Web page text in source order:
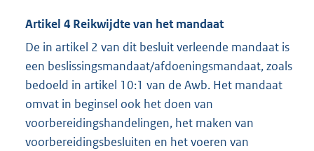
Artikel 4 Reikwijdte van het mandaat
De in artikel 2 van dit besluit verleende mandaat is
een beslissingsmandaat/afdoeningsmandaat, zoals
bedoeld in artikel 10:1 van de Awb. Het mandaat
omvat in beginsel ook het doen van
voorbereidingshandelingen, het maken van
voorbereidingsbesluiten en het voeren van